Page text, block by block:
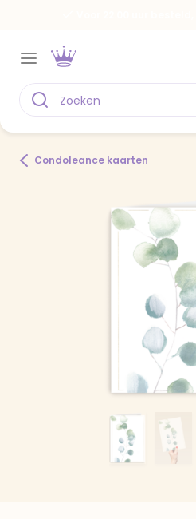
Condoleance kaarten